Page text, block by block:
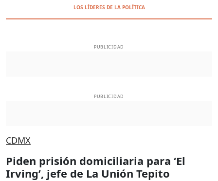
LOS LÍDERES DE LA POLÍTICA
PUBLICIDAD
PUBLICIDAD
CDMX
Piden prisión domiciliaria para ‘El
Irving’, jefe de La Unión Tepito